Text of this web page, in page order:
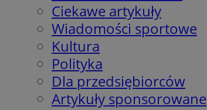
Ciekawe artykuły
Wiadomości sportowe
Kultura
Polityka
Dla przedsiębiorców
Artykuły sponsorowane